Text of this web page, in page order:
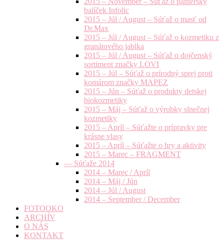
balíček Infolic
2015 – Júl / August – Súťaž o masť od
Dr.Max
2015 – Júl / August – Súťaž o kozmetiku z
granátového jablka
2015 – Júl / August – Súťaž o dojčenský
sortiment značky LOVI
2015 – Júl – Súťaž o prírodný sprej proti
komárom značky MAPEZ
2015 – Jún – Súťaž o produkty detskej
biokozmetiky
2015 – Máj – Súťaž o výrobky slnečnej
kozmetiky
2015 – Apríl – Súťažte o prípravky pre
krásne vlasy
2015 – Apríl – Súťažte o hry a aktivity
2015 – Marec – FRAGMENT
— Súťaže 2014
2014 – Marec / Apríl
2014 – Máj / Jún
2014 – Júl / August
2014 – September / December
FOTOOKO
ARCHÍV
O NÁS
KONTAKT